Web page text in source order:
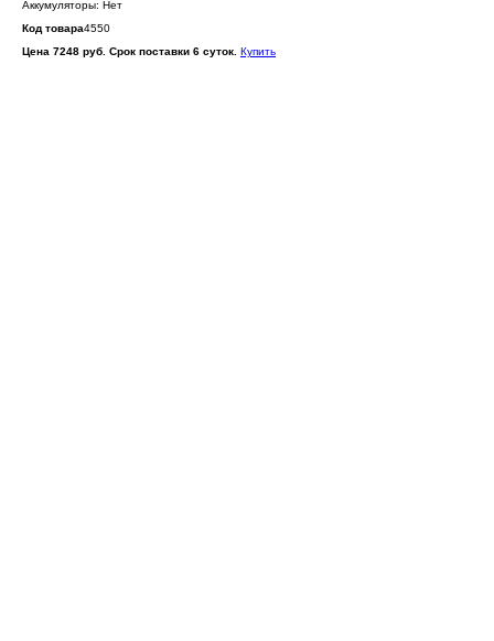
Аккумуляторы: Нет
Код товара4550
Цена 7248 руб. Срок поставки 6 суток. Купить